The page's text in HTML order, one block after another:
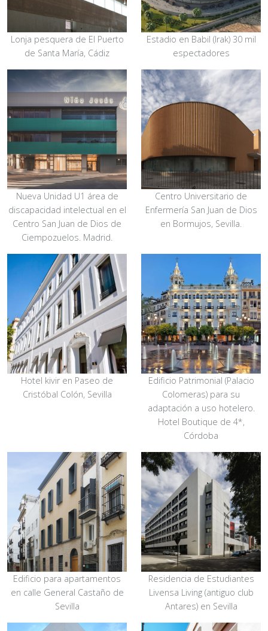
Lonja pesquera de El Puerto
de Santa María, Cádiz
Estadio en Babil (Irak) 30 mil
espectadores
Nueva Unidad U1 área de
discapacidad intelectual en el
Centro San Juan de Dios de
Ciempozuelos. Madrid.
Centro Universitario de
Enfermería San Juan de Dios
en Bormujos, Sevilla.
Hotel kivir en Paseo de
Cristóbal Colón, Sevilla
Edificio Patrimonial (Palacio
Colomeras) para su
adaptación a uso hotelero.
Hotel Boutique de 4*,
Córdoba
Edificio para apartamentos
en calle General Castaño de
Sevilla
Residencia de Estudiantes
Livensa Living (antiguo club
Antares) en Sevilla